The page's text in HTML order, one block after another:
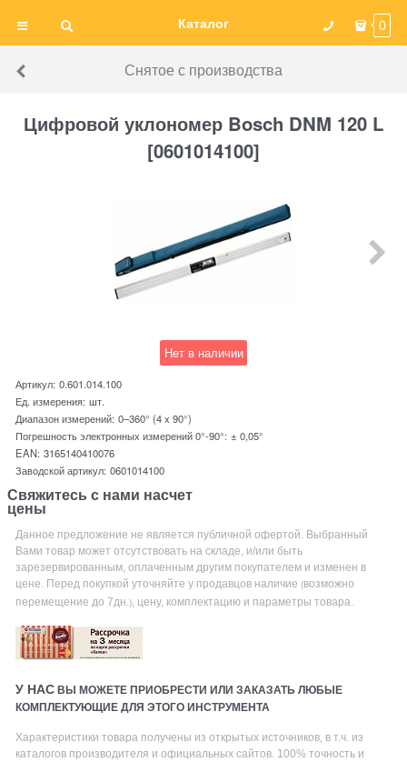
Каталог 0
Снятое с производства
Цифровой уклономер Bosch DNM 120 L
[0601014100]
Нет в наличии
Артикул: 0.601.014.100
Ед. измерения: шт.
Диапазон измерений: 0–360° (4 x 90°)
Погрешность электронных измерений 0°-90°: ± 0,05°
EAN: 3165140410076
Заводской артикул: 0601014100
Свяжитесь с нами насчет
цены
Данное предложение не является публичной офертой. Выбранный
Вами товар может отсутствовать на складе, и/или быть
зарезервированным, оплаченным другим покупателем и изменен в
цене. Перед покупкой уточняйте у продавцов наличие(возможно
перемещение до 7дн .) , цену, комплектацию и параметры товара.
У НАС ВЫ МОЖЕТЕ ПРИОБРЕСТИ ИЛИ ЗАКАЗАТЬ ЛЮБЫЕ
КОМПЛЕКТУЮЩИЕ ДЛЯ ЭТОГО ИНСТРУМЕНТА
Характеристики товара получены из открытых источников, в т.ч. из
каталогов производителя и официальных сайтов. 100% точность и